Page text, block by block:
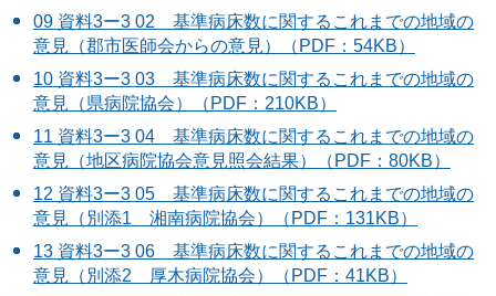
09 資料3ー3 02 基準病床数に関するこれまでの地域の
意見（郡市医師会からの意見）（PDF：54KB）
10 資料3ー3 03 基準病床数に関するこれまでの地域の
意見（県病院協会）（PDF：210KB）
11 資料3ー3 04 基準病床数に関するこれまでの地域の
意見（地区病院協会意見照会結果）（PDF：80KB）
12 資料3ー3 05 基準病床数に関するこれまでの地域の
意見（別添1 湘南病院協会）（PDF：131KB）
13 資料3ー3 06 基準病床数に関するこれまでの地域の
意見（別添2 厚木病院協会）（PDF：41KB）